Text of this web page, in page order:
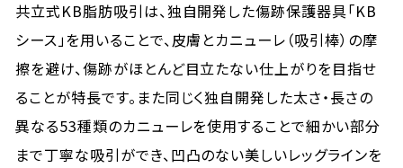
共立式KB脂肪吸引は、独自開発した傷跡保護器具「KB
シース」を用いることで、皮膚とカニューレ（吸引棒）の摩
擦を避け、傷跡がほとんど目立たない仕上がりを目指せ
ることが特長です。また同じく独自開発した太さ・長さの
異なる53種類のカニューレを使用することで細かい部分
まで丁寧な吸引ができ、凹凸のない美しいレッグラインを